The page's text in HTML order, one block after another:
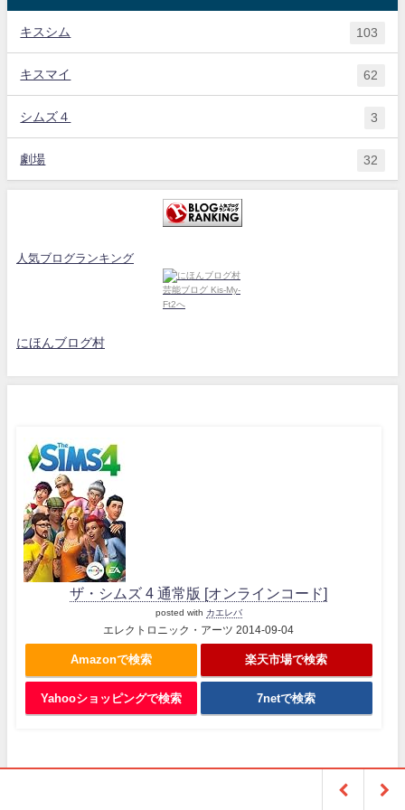
キスシム 103
キスマイ 62
シムズ４ 3
劇場 32
人気ブログランキング
にほんブログ村
ザ・シムズ 4 通常版 [オンラインコード]
posted with カエレバ
エレクトロニック・アーツ 2014-09-04
Amazonで検索 楽天市場で検索
Yahooショッピングで検索 7netで検索